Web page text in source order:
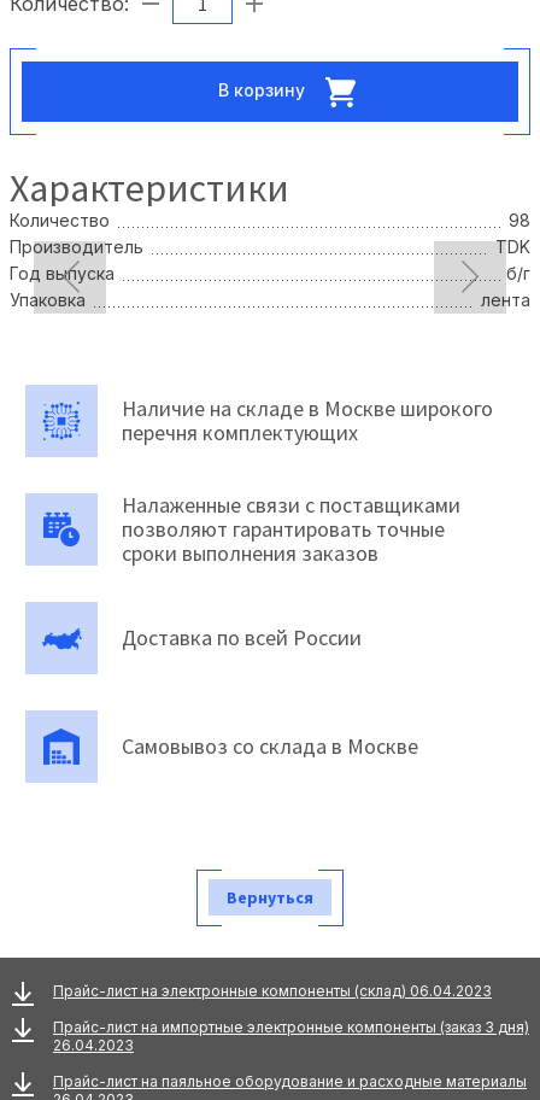
В корзину
Характеристики
Количество
98
Производитель
TDK
Год выпуска
б/г
Упаковка
лента
Наличие на складе в Москве широкого
перечня комплектующих
Налаженные связи с поставщиками
позволяют гарантировать точные
сроки выполнения заказов
Доставка по всей России
Самовывоз со склада в Москве
Вернуться
Прайс-лист на электронные компоненты (склад) 06.04.2023
Прайс-лист на импортные электронные компоненты (заказ 3 дня)
26.04.2023
Прайс-лист на паяльное оборудование и расходные материалы